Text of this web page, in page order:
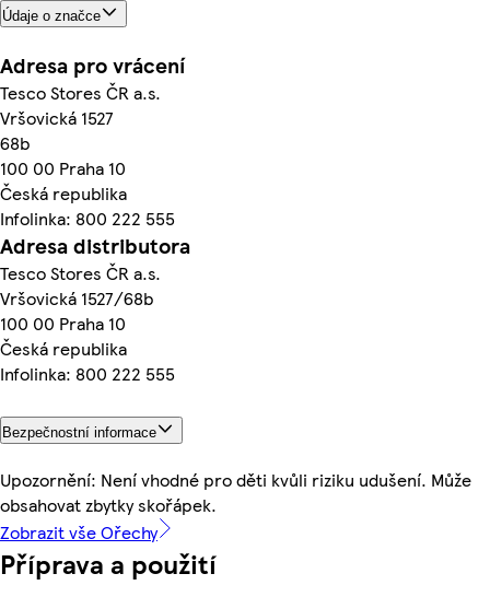
Údaje o značce
Adresa pro vrácení
Tesco Stores ČR a.s.
Vršovická 1527
68b
100 00 Praha 10
Česká republika
Infolinka: 800 222 555
Adresa distributora
Tesco Stores ČR a.s.
Vršovická 1527/68b
100 00 Praha 10
Česká republika
Infolinka: 800 222 555
Bezpečnostní informace
Upozornění: Není vhodné pro děti kvůli riziku udušení. Může
obsahovat zbytky skořápek.
Zobrazit vše Ořechy
Příprava a použití